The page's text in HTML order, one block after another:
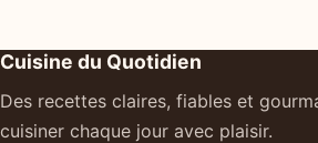
Cuisine du Quotidien
Des recettes claires, fiables et
cuisiner chaque jour avec plaisir.